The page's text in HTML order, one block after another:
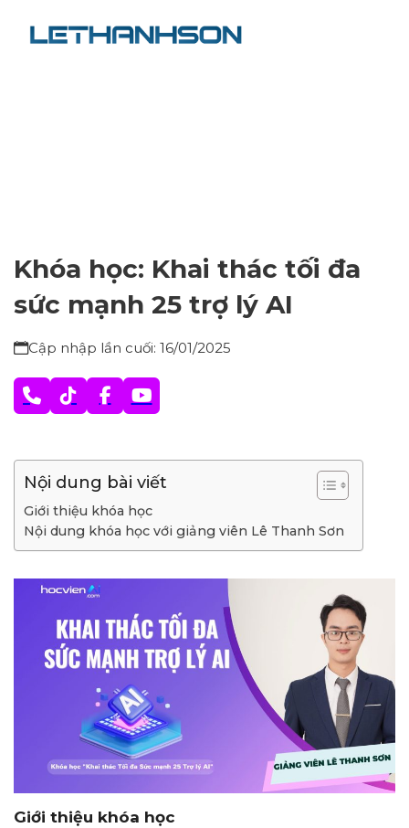
Khóa học: Khai thác tối đa
sức mạnh 25 trợ lý AI
Cập nhập lần cuối: 16/01/2025
Giới thiệu khóa học
Nội dung bài viết
Giới thiệu khóa học
Nội dung khóa học với giảng viên Lê Thanh Sơn